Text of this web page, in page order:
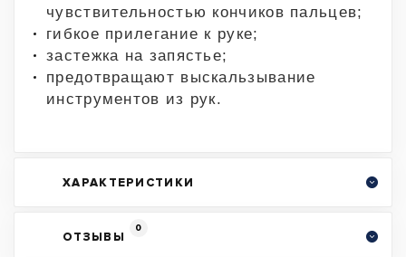
чувствительностью кончиков пальцев;
гибкое прилегание к руке;
застежка на запястье;
предотвращают выскальзывание
инструментов из рук.
ХАРАКТЕРИСТИКИ
ОТЗЫВЫ
0